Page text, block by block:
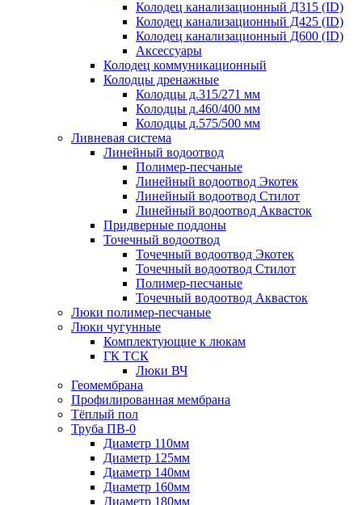
Колодец канализационный Д315 (ID)
Колодец канализационный Д425 (ID)
Колодец канализационный Д600 (ID)
Аксессуары
Колодец коммуникационный
Колодцы дренажные
Колодцы д.315/271 мм
Колодцы д.460/400 мм
Колодцы д.575/500 мм
Ливневая система
Линейный водоотвод
Полимер-песчаные
Линейный водоотвод Экотек
Линейный водоотвод Стилот
Линейный водоотвод Аквасток
Придверные поддоны
Точечный водоотвод
Точечный водоотвод Экотек
Точечный водоотвод Стилот
Полимер-песчаные
Точечный водоотвод Аквасток
Люки полимер-песчаные
Люки чугунные
Комплектующие к люкам
ГК ТСК
Люки ВЧ
Геомембрана
Профилированная мембрана
Тёплый пол
Труба ПВ-0
Диаметр 110мм
Диаметр 125мм
Диаметр 140мм
Диаметр 160мм
Диаметр 180мм